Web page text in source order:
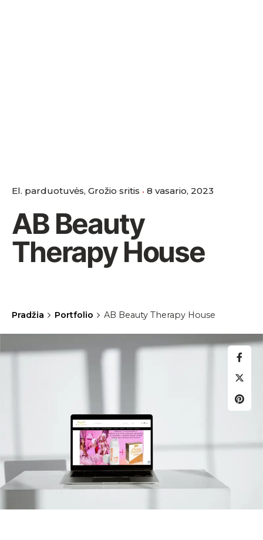
El. parduotuvės Grožio sritis 8 vasario, 2023
AB Beauty
Therapy House
Pradžia Portfolio AB Beauty Therapy House